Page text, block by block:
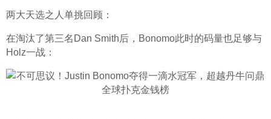
两大天选之人单挑回顾：
在淘汰了第三名Dan Smith后，Bonomo此时的码量也足够与
Holz一战：